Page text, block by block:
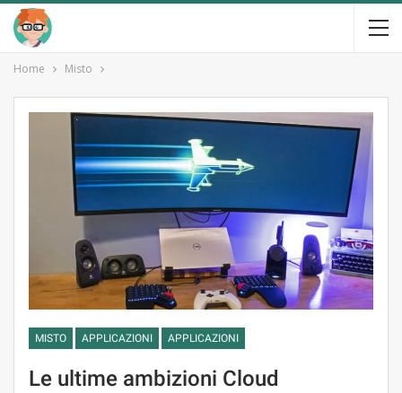
Home Misto
MISTO APPLICAZIONI APPLICAZIONI
Le ultime ambizioni Cloud